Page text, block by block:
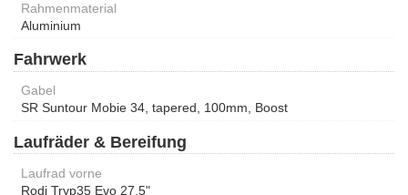
Rahmenmaterial
Aluminium
Fahrwerk
Gabel
SR Suntour Mobie 34, tapered, 100mm, Boost
Laufräder & Bereifung
Laufrad vorne
Rodi Tryp35 Evo 27,5"